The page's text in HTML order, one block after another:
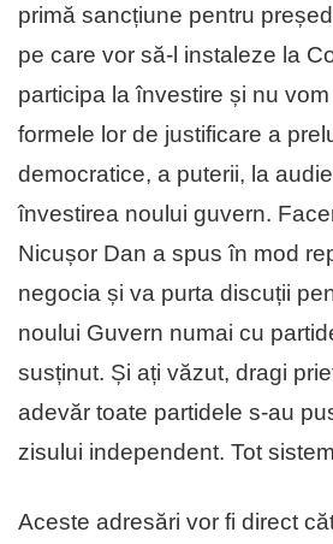
primă sancțiune pentru
pe care vor să-l instaleze la
participa la învestire și nu
formele lor de justificare a
democratice, a puterii, la
învestirea noului guvern.
Nicușor Dan a spus în mod
negocia și va purta discuții
noului Guvern numai cu
susținut. Și ați văzut, dragi
adevăr toate partidele s-au
zisului independent. Tot
Aceste adresări vor fi direct